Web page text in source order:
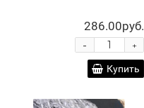
286.00руб.
+
-
Купить